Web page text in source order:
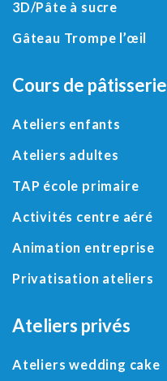
3D/Pâte à sucre
Gâteau Trompe l’œil
Cours de pâtisserie
Ateliers enfants
Ateliers adultes
TAP école primaire
Activités centre aéré
Animation entreprise
Privatisation ateliers
Ateliers privés
Ateliers wedding cake